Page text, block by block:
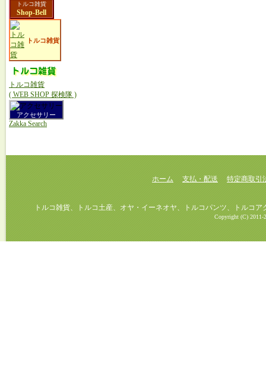
トルコ雑貨
Shop-Bell
トルコ雑貨
トルコ雑貨
( WEB SHOP 探検隊 )
アクセサリー
Zakka Search
ホーム 支払・配送 特定商取引
トルコ雑貨、トルコ土産、オヤ・イーネオヤ、トルコパンツ、トルコアク
Copyright (C) 2011-